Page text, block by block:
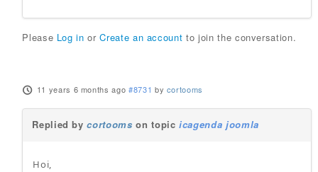
Please Log in orCreate an account to join the conversation.
11 years 6 months ago #8731 by cortooms
Replied bycortooms on topicicagenda joomla
Hoi,